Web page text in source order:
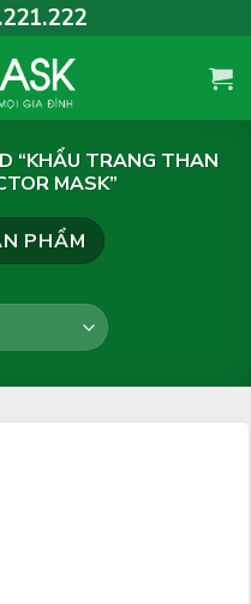
“KHẨU TRANG THAN
MASK”